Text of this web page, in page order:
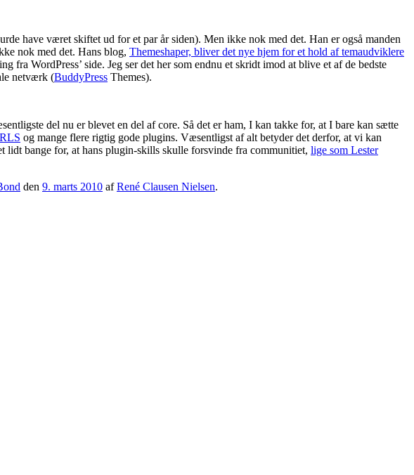
have været skiftet ud for et par år siden). Men ikke nok med det. Han er også manden
nok med det. Hans blog, Themeshaper, bliver det nye hjem for et hold af temaudviklere
WordPress’ side. Jeg ser det her som endnu et skridt imod at blive et af de bedste
netværk (BuddyPress Themes).
del nu er blevet en del af core. Så det er ham, I kan takke for, at I bare kan sætte
og mange flere rigtig gode plugins. Væsentligst af alt betyder det derfor, at vi kan
lidt bange for, at hans plugin-skills skulle forsvinde fra communitiet, lige som Lester
den 9. marts 2010 afRené Clausen Nielsen.